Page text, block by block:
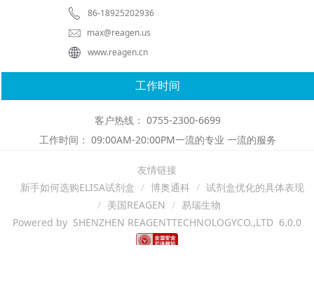
86-18925202936
max@reagen.us
www.reagen.cn
工作时间
客户热线： 0755-2300-6699
工作时间： 09:00AM-20:00PM一流的专业 一流的服务
友情链接
新手如何选购ELISA试剂盒
博奥通科
试剂盒优化的具体表现
美国REAGEN
易瑞生物
Powered by SHENZHEN REAGENTTECHNOLOGYCO.,LTD 6.0.0